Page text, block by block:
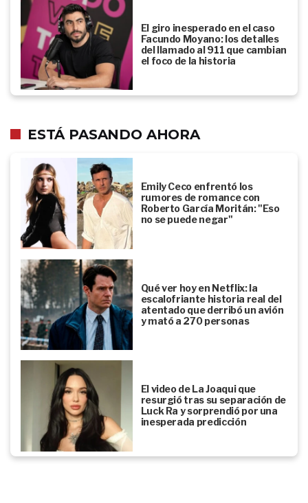
El giro inesperado en el caso
Facundo Moyano: los detalles
del llamado al 911 que cambian
el foco de la historia
ESTÁ PASANDO AHORA
Emily Ceco enfrentó los
rumores de romance con
Roberto García Moritán: "Eso
no se puede negar"
Qué ver hoy en Netflix: la
escalofriante historia real del
atentado que derribó un avión
y mató a 270 personas
El video de La Joaqui que
resurgió tras su separación de
Luck Ra y sorprendió por una
inesperada predicción